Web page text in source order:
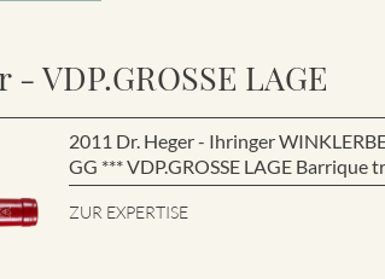
VDP.GROSSE LAGE
2011 Dr. Heger - Ihringer
GG *** VDP.GROSSE LAGE Barrique
ZUR EXPERTISE